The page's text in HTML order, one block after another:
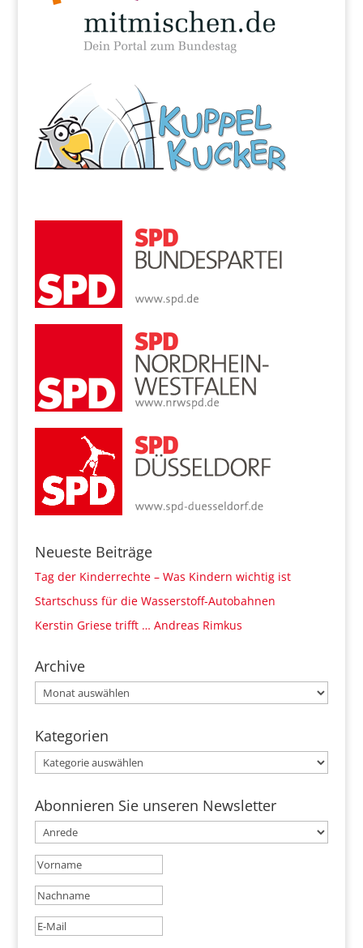
Neueste Beiträge
Tag der Kinderrechte – Was Kindern wichtig ist
Startschuss für die Wasserstoff-Autobahnen
Kerstin Griese trifft … Andreas Rimkus
Archive
Archive
Kategorien
Kategorien
Abonnieren Sie unseren Newsletter